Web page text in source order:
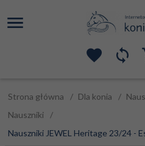
Strona główna Dla konia
Nauszniki
Nauszniki JEWEL Heritage 23/24 -